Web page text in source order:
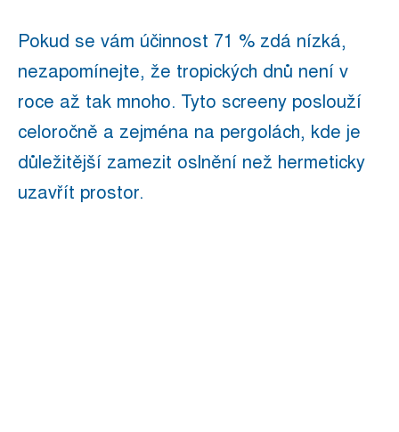
Pokud se vám účinnost 71 % zdá nízká,
nezapomínejte, že tropických dnů není v
roce až tak mnoho. Tyto screeny poslouží
celoročně a zejména na pergolách, kde je
důležitější zamezit oslnění než hermeticky
uzavřít prostor.